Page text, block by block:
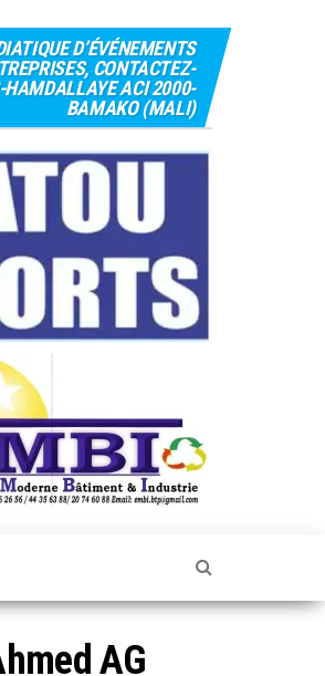
D’ÉVÉNEMENTS
CONTACTEZ-
ACI 2000-
BAMAKO (MALI)
AG